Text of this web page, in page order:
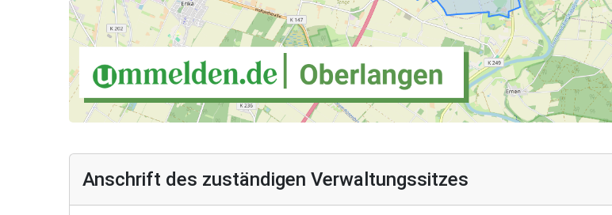
Anschrift des zuständigen Verwaltungssitzes